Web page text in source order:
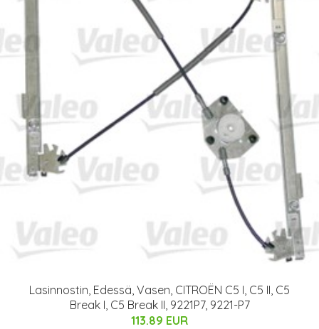
Lasinnostin, Edessä, Vasen, CITROËN C5 I, C5 II, C5
Break I, C5 Break II, 9221P7, 9221-P7
113.89 EUR